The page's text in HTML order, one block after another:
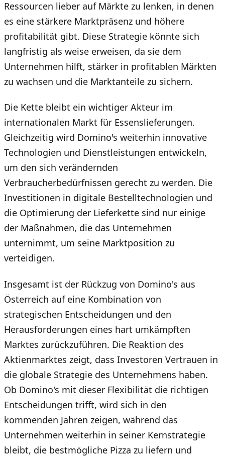
Ressourcen lieber auf Märkte zu lenken, in denen
es eine stärkere Marktpräsenz und höhere
profitabilität gibt. Diese Strategie könnte sich
langfristig als weise erweisen, da sie dem
Unternehmen hilft, stärker in profitablen Märkten
zu wachsen und die Marktanteile zu sichern.
Die Kette bleibt ein wichtiger Akteur im
internationalen Markt für Essenslieferungen.
Gleichzeitig wird Domino's weiterhin innovative
Technologien und Dienstleistungen entwickeln,
um den sich verändernden
Verbraucherbedürfnissen gerecht zu werden. Die
Investitionen in digitale Bestelltechnologien und
die Optimierung der Lieferkette sind nur einige
der Maßnahmen, die das Unternehmen
unternimmt, um seine Marktposition zu
verteidigen.
Insgesamt ist der Rückzug von Domino's aus
Österreich auf eine Kombination von
strategischen Entscheidungen und den
Herausforderungen eines hart umkämpften
Marktes zurückzuführen. Die Reaktion des
Aktienmarktes zeigt, dass Investoren Vertrauen in
die globale Strategie des Unternehmens haben.
Ob Domino's mit dieser Flexibilität die richtigen
Entscheidungen trifft, wird sich in den
kommenden Jahren zeigen, während das
Unternehmen weiterhin in seiner Kernstrategie
bleibt, die bestmögliche Pizza zu liefern und